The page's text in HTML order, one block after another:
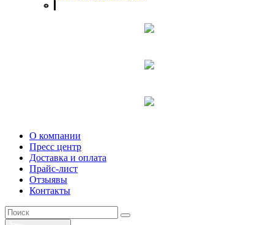
О компании
Пресс центр
Доставка и оплата
Прайс-лист
Отзыявы
Контакты